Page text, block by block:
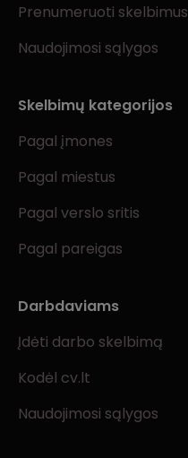
Prenumeruoti skelbimus
Naudojimosi sąlygos
Skelbimų kategorijos
Pagal įmones
Pagal miestus
Pagal verslo sritis
Pagal pareigas
Darbdaviams
Įdėti darbo skelbimą
Kodėl cv.lt
Naudojimosi sąlygos